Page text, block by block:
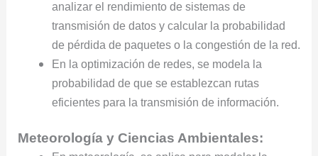
analizar el rendimiento de sistemas de
transmisión de datos y calcular la probabilidad
de pérdida de paquetes o la congestión de la red.
En la optimización de redes, se modela la
probabilidad de que se establezcan rutas
eficientes para la transmisión de información.
Meteorología y Ciencias Ambientales: